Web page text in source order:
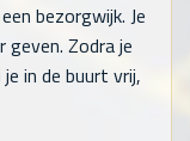
bezorgwijk. Je
geven. Zodra je
in de buurt vrij,